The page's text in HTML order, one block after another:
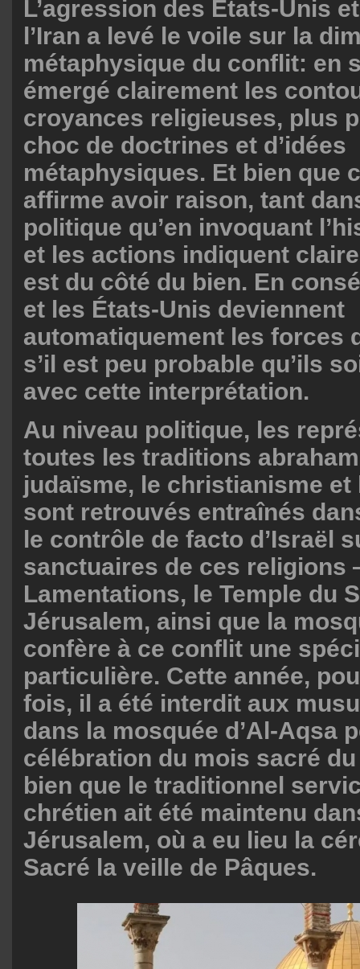
L’agression des États-Unis
l’Iran a levé le voile sur la
métaphysique du conflit: en
émergé clairement les
croyances religieuses, plus
choc de doctrines et d’idées
métaphysiques. Et bien que
affirme avoir raison, tant
politique qu’en invoquant
et les actions indiquent
est du côté du bien. En
et les États-Unis deviennent
automatiquement les forces
s’il est peu probable qu’ils
avec cette interprétation.
Au niveau politique, les
toutes les traditions
judaïsme, le christianisme
sont retrouvés entraînés
le contrôle de facto d’Israël
sanctuaires de ces religions
Lamentations, le Temple du
Jérusalem, ainsi que la
confère à ce conflit une
particulière. Cette année,
fois, il a été interdit aux
dans la mosquée d’Al-Aqsa
célébration du mois sacré
bien que le traditionnel
chrétien ait été maintenu
Jérusalem, où a eu lieu la
Sacré la veille de Pâques.